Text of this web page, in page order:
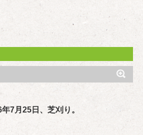
7月25日、芝刈り。